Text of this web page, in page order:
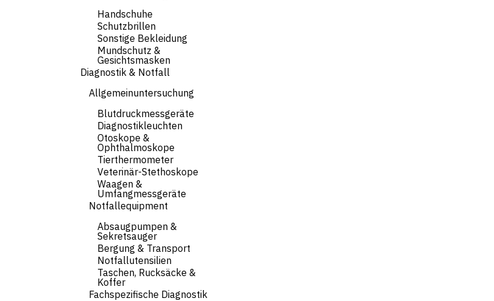
Handschuhe
Schutzbrillen
Sonstige Bekleidung
Mundschutz &
Gesichtsmasken
Diagnostik & Notfall
Allgemeinuntersuchung
Blutdruckmessgeräte
Diagnostikleuchten
Otoskope &
Ophthalmoskope
Tierthermometer
Veterinär-Stethoskope
Waagen &
Umfangmessgeräte
Notfallequipment
Absaugpumpen &
Sekretsauger
Bergung & Transport
Notfallutensilien
Taschen, Rucksäcke &
Koffer
Fachspezifische Diagnostik